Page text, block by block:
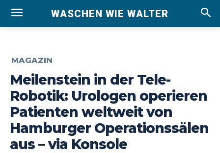
WASCHEN WIE WALTER
MAGAZIN
Meilenstein in der Tele-
Robotik: Urologen operieren
Patienten weltweit von
Hamburger Operationssälen
aus – via Konsole